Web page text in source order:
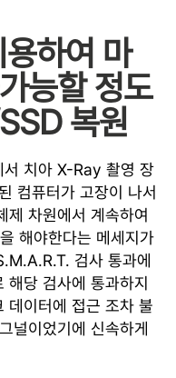
하여 마
능할 정도
복원
서 치아 X-Ray 촬영 장
컴퓨터가 고장이 나서
제 차원에서 계속하여
해야한다는 메세지가
검사 통과에
해당 검사에 통과하지
데이터에 접근 조차 불
널이었기에 신속하게